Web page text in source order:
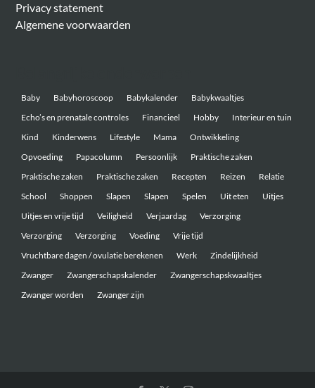
Privacy statement
Algemene voorwaarden
Baby Babyhoroscoop Babykalender
Babykwaaltjes
Echo’s en prenatale controles
Financieel Hobby
Interieur en tuin
Kind
Kinderwens Lifestyle Mama
Ontwikkeling
Opvoeding
Papacolumn Persoonlijk
Praktische zaken
Praktische zaken
Praktische zaken Recepten Reizen
Relatie
School
Shoppen Slapen Slapen Spelen Uit eten
Uitjes
Uitjes en vrije tijd
Veiligheid Verjaardag
Verzorging
Verzorging
Verzorging Voeding
Vrije tijd
Vruchtbare dagen / ovulatie berekenen
Werk
Zindelijkheid
Zwanger
Zwangerschapskalender
Zwangerschapskwaaltjes
Zwanger worden
Zwanger zijn